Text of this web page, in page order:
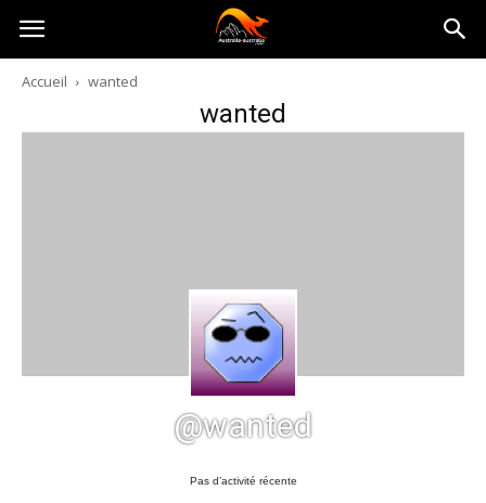
Australia-
australie.com
Accueil wanted
wanted
@wanted
Pas d’activité récente